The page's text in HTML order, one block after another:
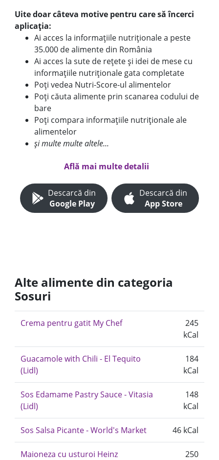
Uite doar câteva motive pentru care să încerci
aplicația:
Ai acces la informațiile nutriționale a peste
35.000 de alimente din România
Ai acces la sute de rețete și idei de mese cu
informațiile nutriționale gata completate
Poți vedea Nutri-Score-ul alimentelor
Poți căuta alimente prin scanarea codului de
bare
Poți compara informațiile nutriționale ale
alimentelor
și multe multe altele...
Află mai multe detalii
Descarcă din
Google Play
Descarcă din
App Store
Alte alimente din categoria
Sosuri
Crema pentru gatit My Chef
245
kCal
Guacamole with Chili - El Tequito
(Lidl)
184
kCal
Sos Edamame Pastry Sauce - Vitasia
(Lidl)
148
kCal
Sos Salsa Picante - World's Market 46 kCal
Maioneza cu usturoi Heinz
250